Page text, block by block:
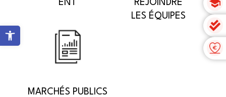
Ouvrir la barre d’outils
ENT
REJOINDRE
LES ÉQUIPES
MARCHÉS PUBLICS